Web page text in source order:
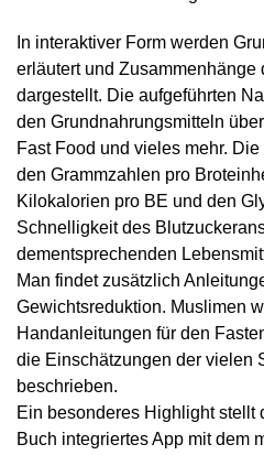
In interaktiver Form werden
erläutert und Zusammenhänge
dargestellt. Die aufgeführten
den Grundnahrungsmitteln
Fast Food und vieles mehr.
den Grammzahlen pro
Kilokalorien pro BE und den
Schnelligkeit des
dementsprechenden
Man findet zusätzlich
Gewichtsreduktion. Muslimen
Handanleitungen für den
die Einschätzungen der vielen
beschrieben.
Ein besonderes Highlight stellt
Buch integriertes App mit dem